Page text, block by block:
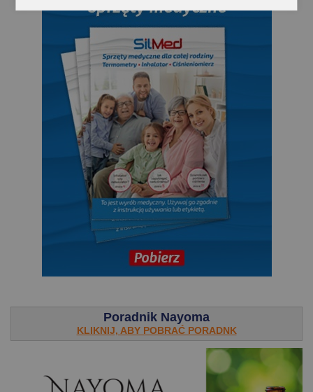
Poradnik Nayoma
KLIKNIJ, ABY POBRAĆ PORADNK